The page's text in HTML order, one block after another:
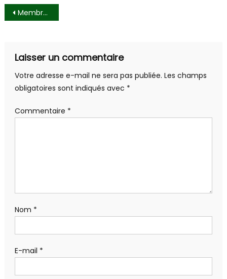
Navigation
l’article
Membres du Parti
Laisser un commentaire
Votre adresse e-mail ne sera pas publiée. Les champs
obligatoires sont indiqués avec *
Commentaire *
Nom *
E-mail *